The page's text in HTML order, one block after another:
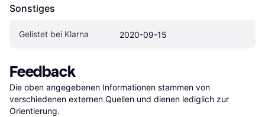
Sonstiges
Gelistet bei Klarna 2020-09-15
Feedback
Die oben angegebenen Informationen stammen von
verschiedenen externen Quellen und dienen lediglich zur
Orientierung.